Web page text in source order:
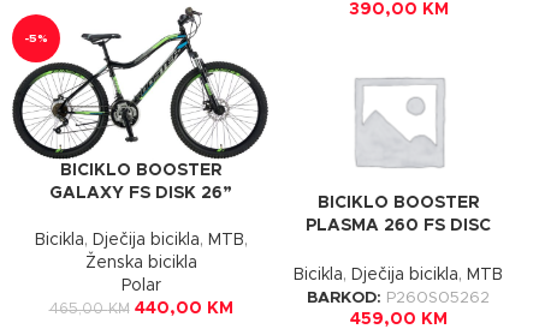
390,00 KM
-5%
BICIKLO BOOSTER
GALAXY FS DISK 26”
Bicikla, Dječija bicikla, MTB,
Ženska bicikla
Polar
465,00KM 440,00 KM
BICIKLO BOOSTER
PLASMA 260 FS DISC
Bicikla, Dječija bicikla, MTB
BARKOD: P260S05262
459,00 KM